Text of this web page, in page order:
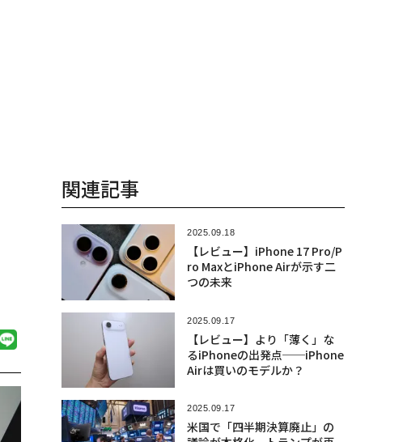
関連記事
2025.09.18
【レビュー】iPhone 17 Pro/P
ro MaxとiPhone Airが示す二
つの未来
2025.09.17
【レビュー】より「薄く」な
るiPhoneの出発点──iPhone
Airは買いのモデルか？
2025.09.17
米国で「四半期決算廃止」の